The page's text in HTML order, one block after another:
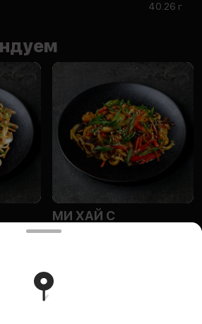
40.26 г
МИ ХАЙ С
МОРЕПРОДУКТАМИ
Алексеевна